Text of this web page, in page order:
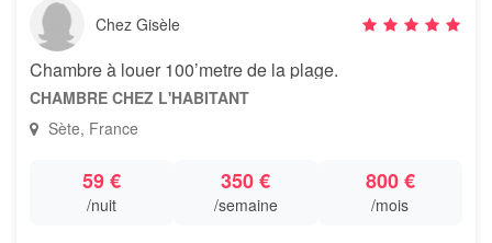
Chez Gisèle
Chambre à louer 100’metre de la plage.
CHAMBRE CHEZ L'HABITANT
Sète, France
59 €
/nuit
350 €
/semaine
800 €
/mois